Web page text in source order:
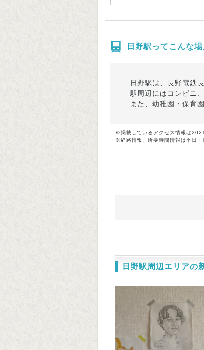
日野駅ってこんな場
日野駅は、長野電鉄
駅周辺にはコンビニ
また、幼稚園・保育
※掲載しているアクセス情報は
※経路情報、所要時間情報は平日・
日野駅周辺エリアの